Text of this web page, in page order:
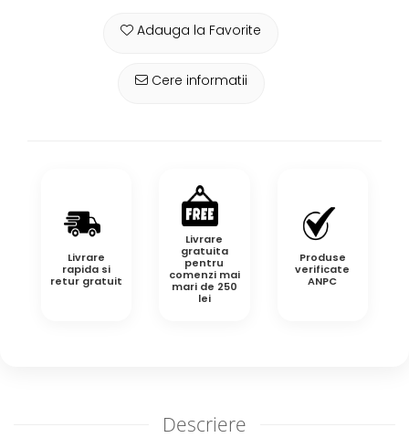
Adauga la Favorite
Cere informatii
Livrare
rapida si
retur gratuit
Livrare
gratuita
pentru
comenzi mai
mari de 250
lei
Produse
verificate
ANPC
Descriere